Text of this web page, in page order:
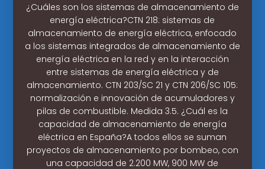
¿Cuáles son los sistemas de almacenamiento de
energía eléctrica?CTN 218: sistemas de
almacenamiento de energía eléctrica, enfocado
a los sistemas integrados de almacenamiento de
energía eléctrica en la red y en la interacción
entre sistemas de energía eléctrica y de
almacenamiento. CTN 203/SC 21 y CTN 206/SC 105:
normalización e innovación de acumuladores y
pilas de combustible. Medida 3.5. ¿Cuál es la
capacidad de almacenamiento de energía
eléctrica en España?A todos ellos se suman
proyectos de almacenamiento por bombeo, con
una capacidad de 2.200 MW, 900 MW de